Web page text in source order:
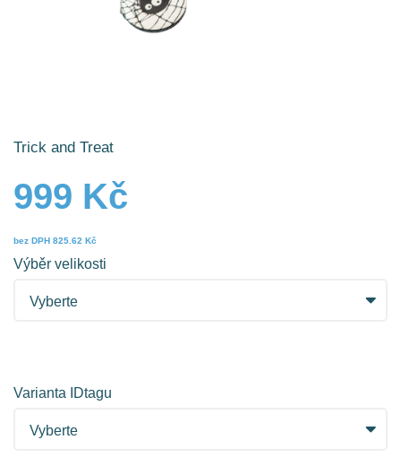
Trick and Treat
999 Kč
bez DPH 825.62 Kč
Výběr velikosti
Varianta IDtagu